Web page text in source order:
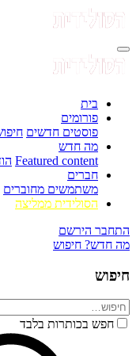
בית
פורומים
פוסטים חדשים
מה חדש
Featured content
חברים
משתמשים מחוברים
הסולידית ממליצה
התחבר הירשם
מה חדש? חיפוש
חיפוש
חפש בכותרות בלבד